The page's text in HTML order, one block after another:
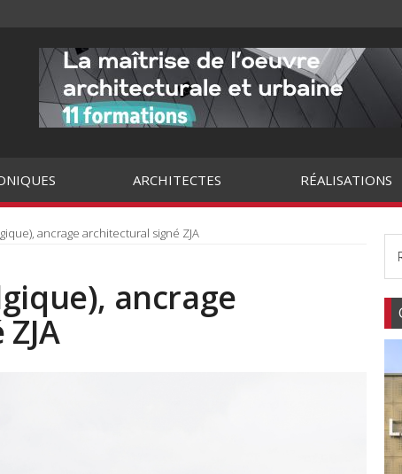
ARCHITECTES RÉALISATIONS
ancrage architectural signé ZJA
ancrage